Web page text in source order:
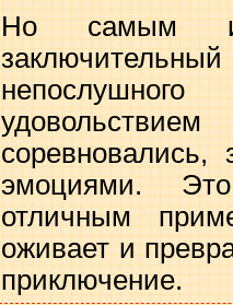
Но самым
соревновались,
эмоциями.
отличным
оживает и
приключение.